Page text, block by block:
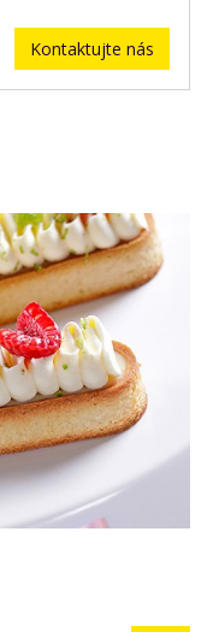
Kontaktujte nás